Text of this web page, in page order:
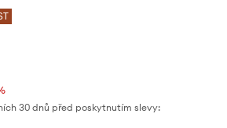
30 dnů před poskytnutím slevy: